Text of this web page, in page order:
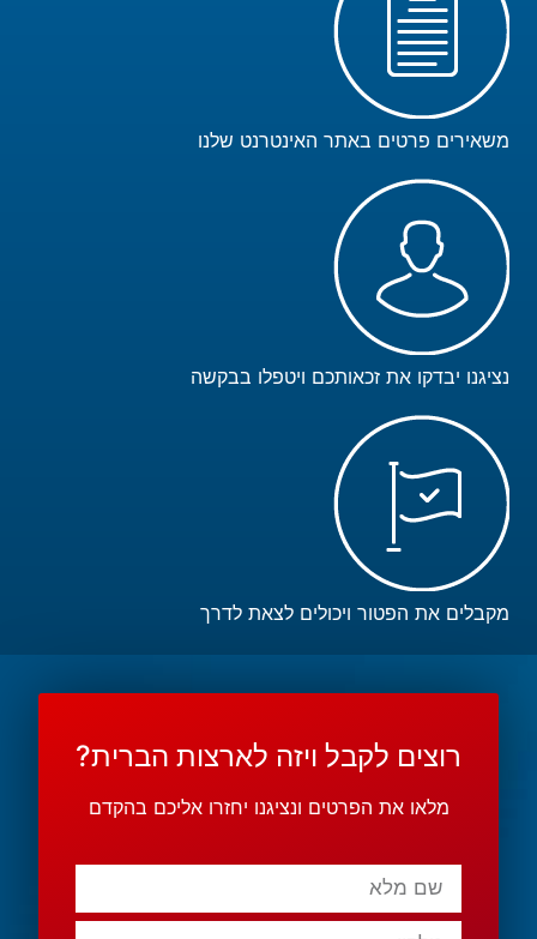
משאירים פרטים באתר האינטרנט שלנו
נציגנו יבדקו את זכאותכם ויטפלו בבקשה
מקבלים את הפטור ויכולים לצאת לדרך
רוצים לקבל ויזה לארצות הברית?
מלאו את הפרטים ונציגנו יחזרו אליכם בהקדם